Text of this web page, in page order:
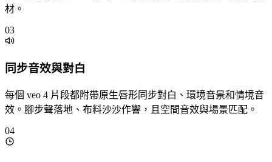
材。
03
同步音效與對白
每個 veo 4 片段都附帶原生唇形同步對白、環境音景和情境音
效。腳步聲落地、布料沙沙作響，且空間音效與場景匹配。
04